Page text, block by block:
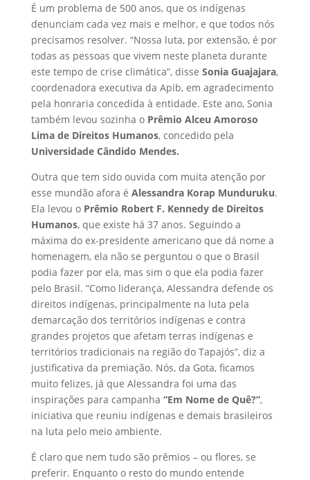
É um problema de 500 anos, que os indígenas
denunciam cada vez mais e melhor, e que todos nós
precisamos resolver. “Nossa luta, por extensão, é por
todas as pessoas que vivem neste planeta durante
este tempo de crise climática”, disse Sonia Guajajara,
coordenadora executiva da Apib, em agradecimento
pela honraria concedida à entidade. Este ano, Sonia
também levou sozinha o Prêmio Alceu Amoroso
Lima de Direitos Humanos, concedido pela
Universidade Cândido Mendes.
Outra que tem sido ouvida com muita atenção por
esse mundão afora é Alessandra Korap Munduruku.
Ela levou o Prêmio Robert F. Kennedy de Direitos
Humanos, que existe há 37 anos. Seguindo a
máxima do ex-presidente americano que dá nome a
homenagem, ela não se perguntou o que o Brasil
podia fazer por ela, mas sim o que ela podia fazer
pelo Brasil. “Como liderança, Alessandra defende os
direitos indígenas, principalmente na luta pela
demarcação dos territórios indígenas e contra
grandes projetos que afetam terras indígenas e
territórios tradicionais na região do Tapajós”, diz a
justificativa da premiação. Nós, da Gota, ficamos
muito felizes, já que Alessandra foi uma das
inspirações para campanha “Em Nome de Quê?”,
iniciativa que reuniu indígenas e demais brasileiros
na luta pelo meio ambiente.
É claro que nem tudo são prêmios – ou flores, se
preferir. Enquanto o resto do mundo entende